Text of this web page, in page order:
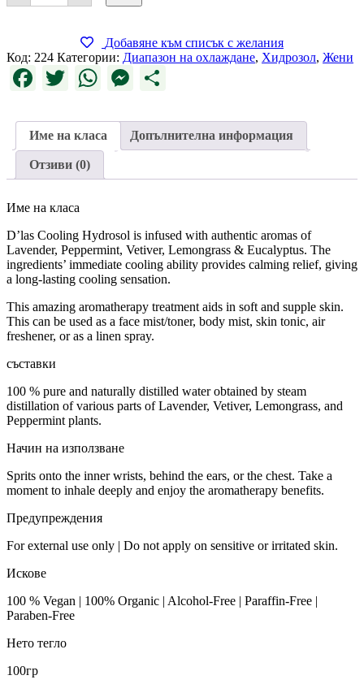
Cooling
Добавяне към списък с желания
Код: 224 Категории: Диапазон на охлаждане, Хидрозол, Жени
Facebook
TwitterWhatsApp
Messenger
Име на класа Допълнителна информация
Отзиви (0)
Име на класа
D’las Cooling Hydrosol is infused with authentic aromas of
Lavender, Peppermint, Vetiver, Lemongrass & Eucalyptus. The
ingredients’ immediate cooling ability provides calming relief, giving
a long-lasting cooling sensation.
This amazing aromatherapy treatment aids in soft and supple skin.
This can be used as a face mist/toner, body mist, skin tonic, air
freshener, or as a linen spray.
съставки
100 % pure and naturally distilled water obtained by steam
distillation of various parts of Lavender, Vetiver, Lemongrass, and
Peppermint plants.
Начин на използване
Sprits onto the inner wrists, behind the ears, or the chest. Take a
moment to inhale deeply and enjoy the aromatherapy benefits.
Предупреждения
For external use only | Do not apply on sensitive or irritated skin.
Искове
100 % Vegan | 100% Organic | Alcohol-Free | Paraffin-Free |
Paraben-Free
Нето тегло
100гр